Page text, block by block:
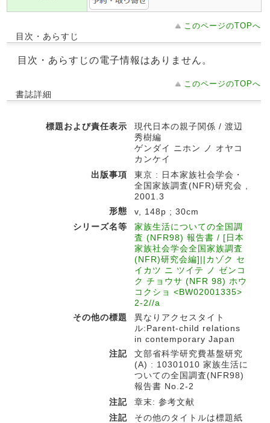
このページのTOPへ
目次・あらすじ
目次・あらすじの電子情報はありません。
このページのTOPへ
書誌詳細
標題および責任表示
現代日本の親子関係 / 渡辺
秀樹編
ゲンダイ ニホン ノ オヤコ
カンケイ
出版事項
東京 : 日本家族社会学会・
全国家族調査(NFR)研究会 ,
2001.3
形態
v, 148p ; 30cm
シリーズ名等
家族生活についての全国調
査 (NFR98) 報告書 / [日本
家族社会学会全国家族調査
(NFR)研究会編]||カゾク セ
イカツ ニ ツイテ ノ ゼンコ
ク チョウサ (NFR 98) ホウ
コクショ <BW02001335>
2-2//a
その他の標題
異なりアクセスタイト
ル:Parent-child relations
in contemporary Japan
注記
文部省科学研究費基盤研究
(A) : 10301010 家族生活に
ついての全国調査(NFR98)
報告書 No.2-2
注記
章末: 参考文献
注記
その他のタイトルは標題紙